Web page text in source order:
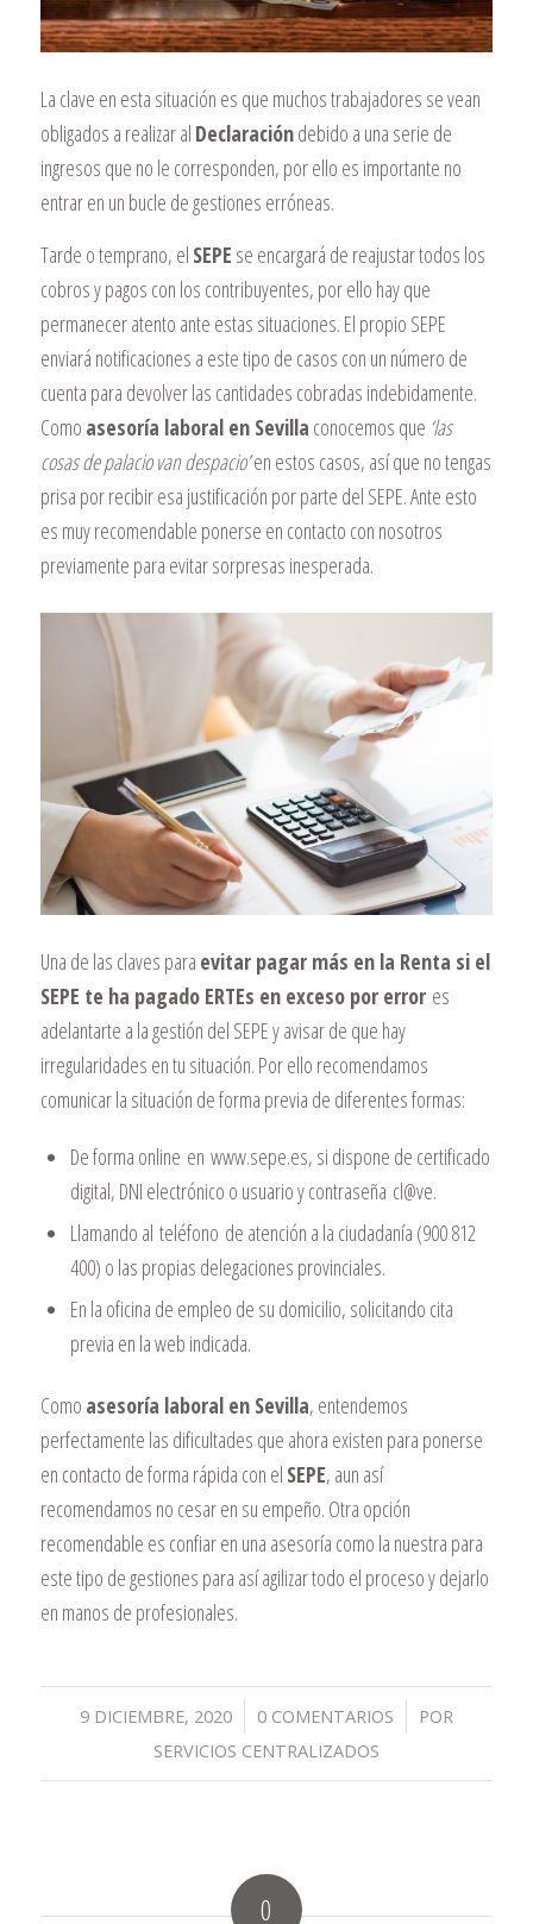
La clave en esta situación es que muchos trabajadores se vean
obligados a realizar al Declaracióndebido a una serie de
ingresos que no le corresponden, por ello es importante no
entrar en un bucle de gestiones erróneas.
Tarde o temprano, el SEPE se encargará de reajustar todos los
cobros y pagos con los contribuyentes, por ello hay que
permanecer atento ante estas situaciones. El propio SEPE
enviará notificaciones a este tipo de casos con un número de
cuenta para devolver las cantidades cobradas indebidamente.
Como asesoría laboral en Sevilla conocemos que ‘las
cosas de palacio van despacio’en estos casos, así que no tengas
prisa por recibir esa justificación por parte del SEPE. Ante esto
es muy recomendable ponerse en contacto con nosotros
previamente para evitar sorpresas inesperada.
Una de las claves para evitar pagar más en la Renta si el
SEPE te ha pagado ERTEs en exceso por error es
adelantarte a la gestión del SEPE y avisar de que hay
irregularidades en tu situación. Por ello recomendamos
comunicar la situación de forma previa de diferentes formas:
De forma online en www.sepe.es, si dispone de certificado
digital, DNI electrónico o usuario y contraseña cl@ve.
Llamando al teléfono de atención a la ciudadanía (900 812
400) o las propias delegaciones provinciales.
En la oficina de empleo de su domicilio, solicitando cita
previa en la web indicada.
Como asesoría laboral en Sevilla, entendemos
perfectamente las dificultades que ahora existen para ponerse
en contacto de forma rápida con el SEPE, aun así
recomendamos no cesar en su empeño. Otra opción
recomendable es confiar en una asesoría como la nuestra para
este tipo de gestiones para así agilizar todo el proceso y dejarlo
en manos de profesionales.
9 DICIEMBRE, 2020
/ 0 COMENTARIOS
/
POR
SERVICIOS CENTRALIZADOS
0